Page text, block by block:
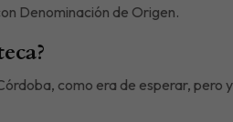
Denominación de Origen.
como era de esperar,